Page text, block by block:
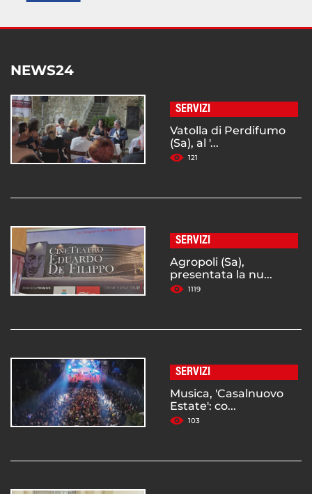
NEWS24
SERVIZI
Vatolla di Perdifumo
(Sa), al '...
121
SERVIZI
Agropoli (Sa),
presentata la nu...
1119
SERVIZI
Musica, 'Casalnuovo
Estate': co...
103